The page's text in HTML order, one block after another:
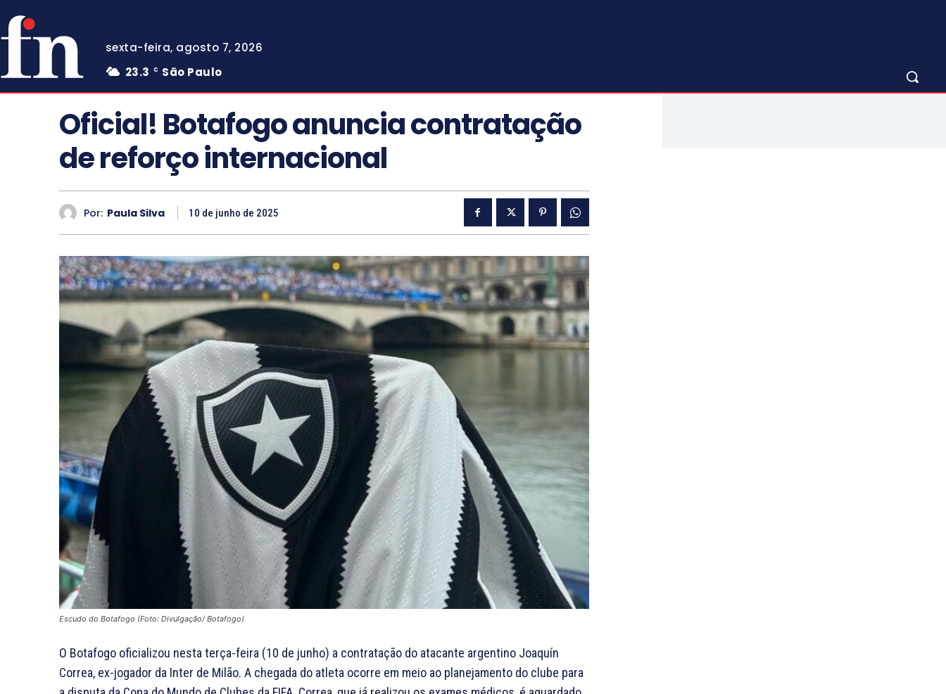
sexta-feira, agosto 7, 2026
23.3
C São Paulo
Oficial! Botafogo anuncia contratação
de reforço internacional
Por: Paula Silva 10 de junho de 2025
Escudo do Botafogo (Foto: Divulgação/ Botafogo)
O Botafogo oficializou nesta terça-feira (10 de junho) a contratação do atacante argentino Joaquín
Correa, ex-jogador da Inter de Milão. A chegada do atleta ocorre em meio ao planejamento do clube para